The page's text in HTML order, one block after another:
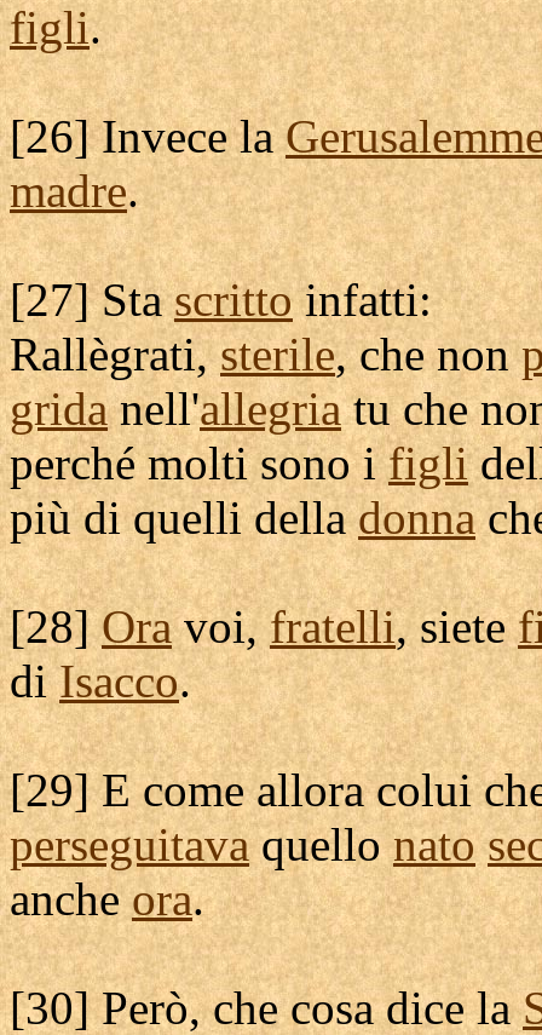
figli.
[26] Invece la
madre.
[27] Stascrittoinfatti:
Rallègrati,sterile, che non
gridanell'allegriatu che
perché molti sono ifigli
più di quelli delladonna
[28]Oravoi,fratelli, siete
diIsacco.
[29] E come allora colui
perseguitavaquellonato
ancheora.
[30] Però, che cosa dice la